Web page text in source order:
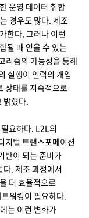
운영 데이터 취합
경우도 많다. 제조
한다. 그러나 이런
될 때 얻을 수 있는
리즘의 가능성을 통해
실행이 인력의 개입
상태를 지속적으로
밝혔다.
요하다. L2L의
지털 트랜스포메이션
반이 되는 준비가
. 제조 과정에서
더 효율적으로
워킹이 필요하다.
는 이런 변화가